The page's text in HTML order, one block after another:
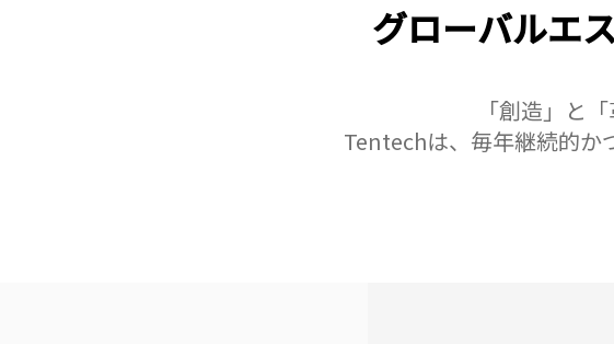
グローバルエ
「創造」と
Tentechは、毎年継続的か